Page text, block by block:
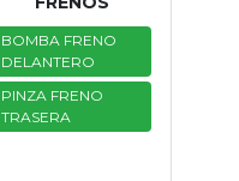
BOMBA FRENO
DELANTERO
PINZA FRENO
TRASERA